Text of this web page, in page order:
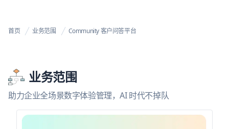
首页 业务范围 Community 客户问答平台
业务范围
助力企业全场景数字体验管理，AI 时代不掉队